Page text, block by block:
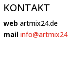
KONTAKT
web artmix24.de
mail